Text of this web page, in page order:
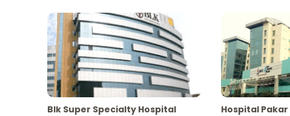
Blk Super Specialty Hospital Hospital Pakar